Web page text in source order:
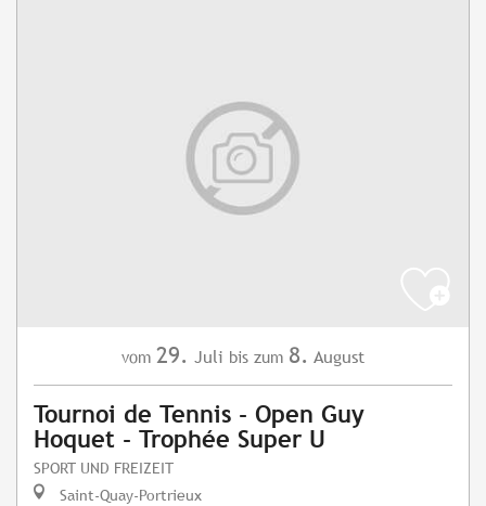
vom 29. Juli bis zum 8. August
Tournoi de Tennis - Open Guy
Hoquet - Trophée Super U
SPORT UND FREIZEIT
Saint-Quay-Portrieux